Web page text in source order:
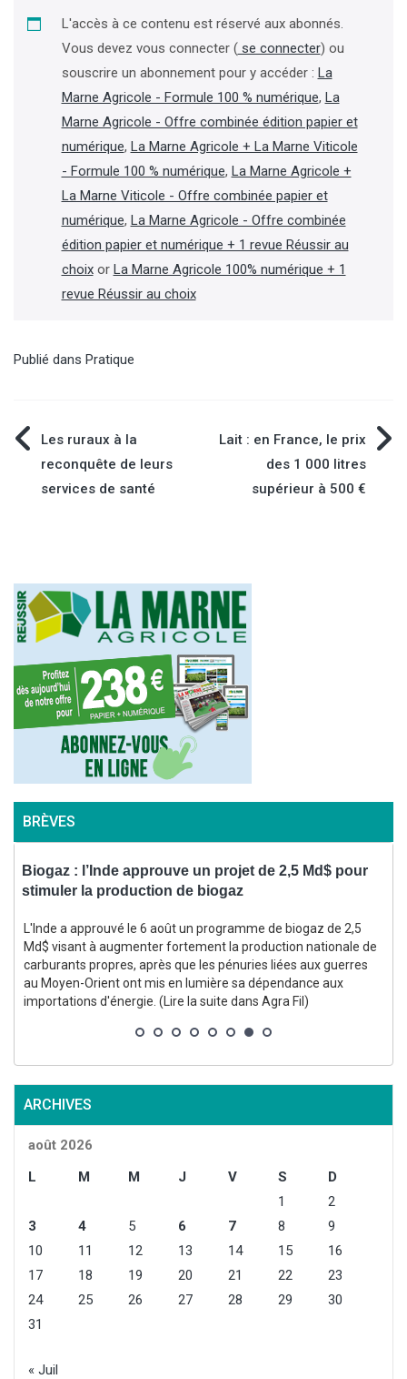
L'accès à ce contenu est réservé aux abonnés.
Vous devez vous connecter (se connecter) ou
souscrire un abonnement pour y accéder : La
Marne Agricole - Formule 100 % numérique, La
Marne Agricole - Offre combinée édition papier et
numérique, La Marne Agricole + La Marne Viticole
- Formule 100 % numérique, La Marne Agricole +
La Marne Viticole - Offre combinée papier et
numérique, La Marne Agricole - Offre combinée
édition papier et numérique + 1 revue Réussir au
choixor La Marne Agricole 100% numérique + 1
revue Réussir au choix
Publié dans Pratique
Navigation
de
Les ruraux à la
reconquête de leurs
services de santé
Lait : en France, le prix
des 1 000 litres
supérieur à 500 €
BRÈVES
Biogaz : l’Inde approuve un projet de 2,5 Md$ pour
stimuler la production de biogaz
L'Inde a approuvé le 6 août un programme de biogaz de 2,5
Md$ visant à augmenter fortement la production nationale de
carburants propres, après que les pénuries liées aux guerres
au Moyen-Orient ont mis en lumière sa dépendance aux
importations d'énergie. (Lire la suite dans Agra Fil)
ARCHIVES
août 2026
L
M M J V S
D
1
2
3
4 5 6 7 8
9
10
11 12 13 14 15
16
17
18 19 20 21 22
23
24
25 26 27 28 29
30
31
« Juil